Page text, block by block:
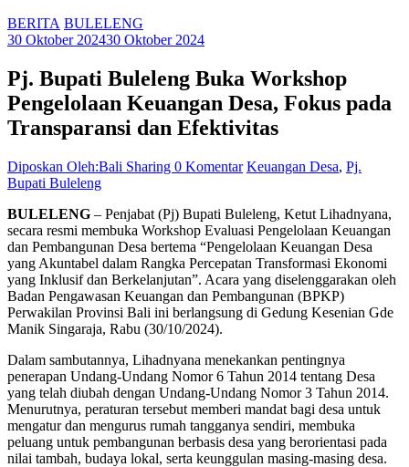
BERITA BULELENG
30 Oktober 202430 Oktober 2024
Pj. Bupati Buleleng Buka Workshop
Pengelolaan Keuangan Desa, Fokus pada
Transparansi dan Efektivitas
Diposkan Oleh:Bali Sharing 0 Komentar Keuangan Desa, Pj.
Bupati Buleleng
BULELENG – Penjabat (Pj) Bupati Buleleng, Ketut Lihadnyana,
secara resmi membuka Workshop Evaluasi Pengelolaan Keuangan
dan Pembangunan Desa bertema “Pengelolaan Keuangan Desa
yang Akuntabel dalam Rangka Percepatan Transformasi Ekonomi
yang Inklusif dan Berkelanjutan”. Acara yang diselenggarakan oleh
Badan Pengawasan Keuangan dan Pembangunan (BPKP)
Perwakilan Provinsi Bali ini berlangsung di Gedung Kesenian Gde
Manik Singaraja, Rabu (30/10/2024).
Dalam sambutannya, Lihadnyana menekankan pentingnya
penerapan Undang-Undang Nomor 6 Tahun 2014 tentang Desa
yang telah diubah dengan Undang-Undang Nomor 3 Tahun 2014.
Menurutnya, peraturan tersebut memberi mandat bagi desa untuk
mengatur dan mengurus rumah tangganya sendiri, membuka
peluang untuk pembangunan berbasis desa yang berorientasi pada
nilai tambah, budaya lokal, serta keunggulan masing-masing desa.